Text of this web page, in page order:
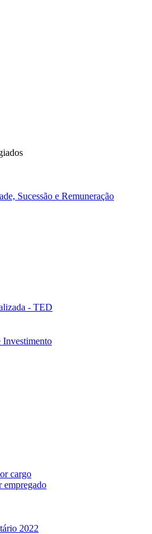
Sucessão e Remuneração
- TED
Investimento
cargo
empregado
2022